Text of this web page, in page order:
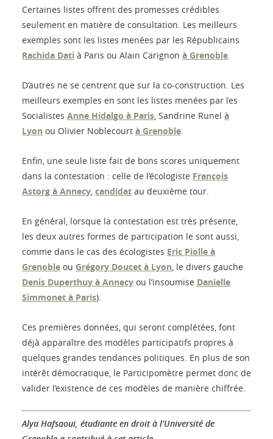
Certaines listes offrent des promesses crédibles
seulement en matière de consultation. Les meilleurs
exemples sont les listes menées par les Républicains
Rachida Dati à Paris ou Alain Carignon à Grenoble.
D’autres ne se centrent que sur la co-construction. Les
meilleurs exemples en sont les listes menées par les
Socialistes Anne Hidalgo à Paris, Sandrine Runel à
Lyon ou Olivier Noblecourt à Grenoble.
Enfin, une seule liste fait de bons scores uniquement
dans la contestation : celle de l’écologiste François
Astorg à Annecy, candidat au deuxième tour.
En général, lorsque la contestation est très présente,
les deux autres formes de participation le sont aussi,
comme dans le cas des écologistes Eric Piolle à
Grenoble ou Grégory Doucet à Lyon, le divers gauche
Denis Duperthuy à Annecy ou l’insoumise Danielle
Simmonet à Paris).
Ces premières données, qui seront complétées, font
déjà apparaître des modèles participatifs propres à
quelques grandes tendances politiques. En plus de son
intérêt démocratique, le Participomètre permet donc de
valider l’existence de ces modèles de manière chiffrée.
Alya Hafsaoui, étudiante en droit à l’Université de